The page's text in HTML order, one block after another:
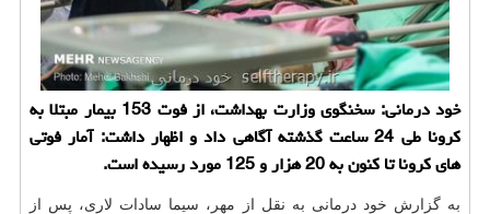
خود درمانی: سخنگوی وزارت بهداشت، از فوت 153 بیمار مبتلا به
كرونا طی 24 ساعت گذشته آگاهی داد و اظهار داشت: آمار فوتی
های كرونا تا كنون به 20 هزار و 125 مورد رسیده است.
به گزارش خود درمانی به نقل از مهر، سیما سادات لاری، پس از